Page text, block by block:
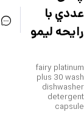
عددي با
رايحه ليمو
fairy platinum
plus 30 wash
dishwasher
detergent
capsule